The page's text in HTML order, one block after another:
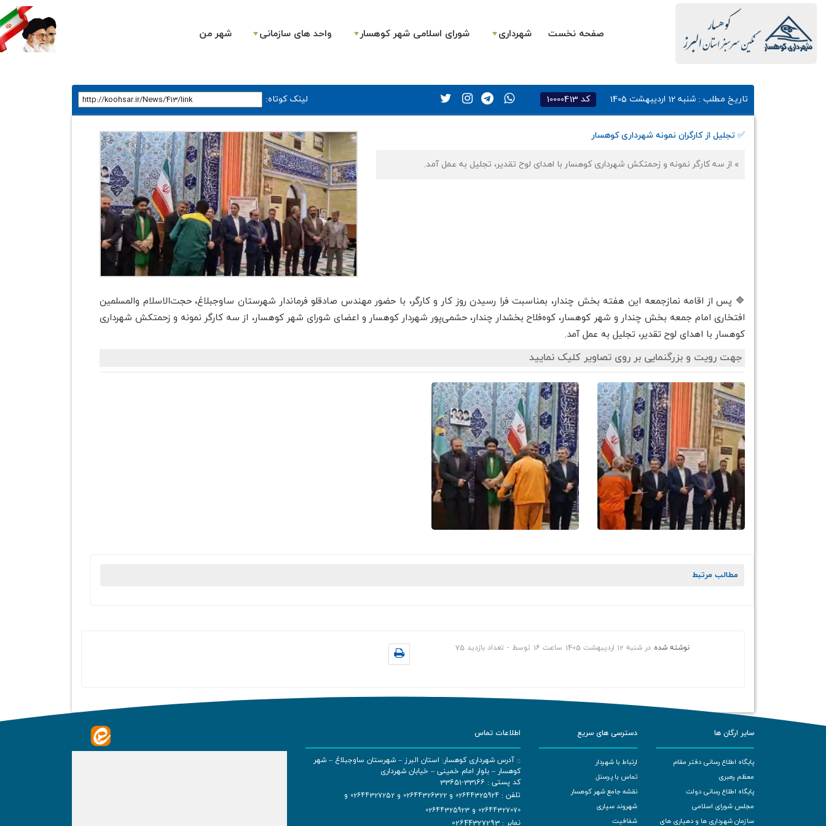
صفحه نخست شهرداری شورای اسلامی شهر کوهسار واحد های سازمانی شهر من
تاریخ مطلب : شنبه 12 اردیبهشت 1405 کد 10000413 لینک کوتاه:
✅ تجلیل از کارگران نمونه شهرداری کوهسار
» از سه کارگر نمونه و زحمتکش شهرداری کوهسار با اهدای لوح تقدیر، تجلیل به عمل آمد.
🔷 پس از اقامه نمازجمعه این هفته بخش چندار، بمناسبت فرا رسیدن روز کار و کارگر، با حضور مهندس صادقلو فرماندار شهرستان ساوجبلاغ، حجت‌الاسلام والمسلمین
افتخاری امام جمعه بخش چندار و شهر کوهسار، کوه‌فلاح بخشدار چندار، حشمی‌پور شهردار کوهسار و اعضای شورای شهر کوهسار، از سه کارگر نمونه و زحمتکش شهرداری
کوهسار با اهدای لوح تقدیر، تجلیل به عمل آمد.
جهت رویت و بزرگنمایی بر روی تصاویر کلیک نمایید
مطالب مرتبط
نوشته شده در شنبه 12 اردیبهشت 1405 ساعت 16 توسط - تعداد بازدید 75
سایر ارگان ها
پایگاه اطلاع رسانی دفتر مقام
معظم رهبری
پایگاه اطلاع رسانی دولت
مجلس شورای اسلامی
سازمان شهرداری ها و دهیاری های
دسترسی های سریع
ارتباط با شهردار
تماس با پرسنل
نقشه جامع شهر کوهسار
شهروند سپاری
شفافیت
اطلاعات تماس
:: آدرس شهرداری کوهسار: استان البرز – شهرستان ساوجبلاغ – شهر
کوهسار – بلوار امام خمینی – خیابان شهرداری
کد پستی : 33166-33651
تلفن : 02644325924 و 02644326322 و 02644327252 و
02644327070 و 02644325923
نمابر : 02644327293